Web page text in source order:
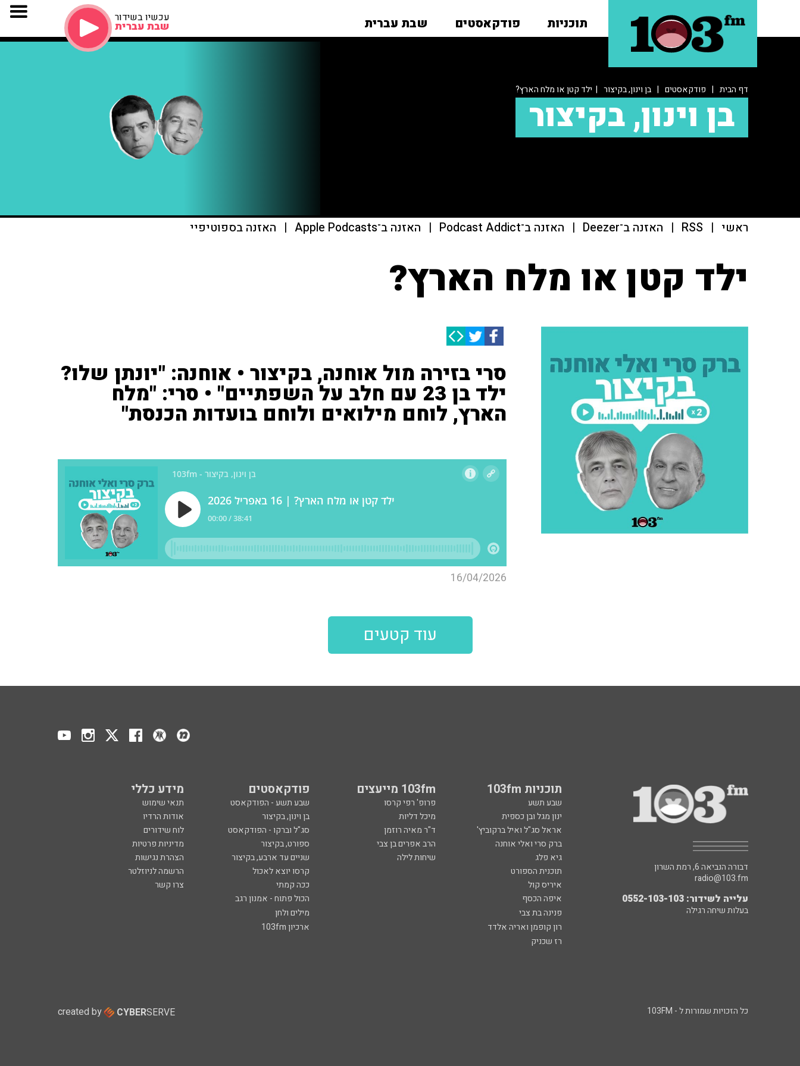
תוכניות פודקאסטים שבת עברית עכשיו בשידור
שבת עברית
דף הבית | פודקאסטים | בן וינון, בקיצור | ילד קטן או מלח הארץ?
בן וינון, בקיצור
ראשי |
RSS
| האזנה ב־Deezer | האזנה ב־Podcast Addict | האזנה ב־Apple Podcasts | האזנה בספוטיפיי
ילד קטן או מלח הארץ?
סרי בזירה מול אוחנה, בקיצור • אוחנה: "יונתן שלו?
ילד בן 23 עם חלב על השפתיים" • סרי: "מלח
הארץ, לוחם מילואים ולוחם בועדות הכנסת"
16/04/2026
עוד קטעים
תוכניות 103fm 103fm מייעצים פודקאסטים מידע כללי
שבע תשע פרופ' רפי קרסו שבע תשע - הפודקאסט
תנאי שימוש
ינון מגל ובן כספית
מיכל דליות בן וינון, בקיצור
אודות הרדיו
אראל סג"ל ואיל ברקוביץ'
ד"ר מאיה רוזמן סג"ל וברקו - הפודקאסט
לוח שידורים
ברק סרי ואלי אוחנה
הרב אפרים בן צבי ספורט, בקיצור
מדיניות פרטיות
גיא פלג
שיחות לילה שניים עד ארבע, בקיצור
הצהרת נגישות
תוכנית הספורט
קרסו יוצא לאכול
הרשמה לניוזלטר
איריס קול
ככה קמתי
צרו קשר
איפה הכסף
הכול פתוח - אמנון רגב
פנינה בת צבי
מילים ולחן
רון קופמן ואריה אלדד
ארכיון 103fm
רז שכניק
דבורה הנביאה 6, רמת השרון
radio@103.fm
עלייה לשידור: 0552-103-103
בעלות שיחה רגילה
כל הזכויות שמורות ל - 103FM created by CYBERSERVE